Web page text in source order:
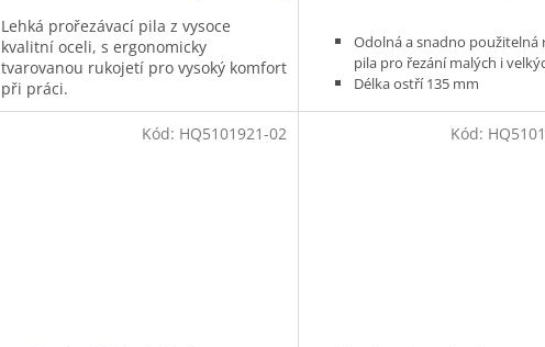
Lehká prořezávací pila z vysoce
kvalitní oceli, s ergonomicky
tvarovanou rukojetí pro vysoký komfort
při práci.
Odolná a snadno použitelná
pila pro řezání malých i
Délka ostří 135 mm
skladování a zabránění
Kód: HQ5101921-02 Kód: